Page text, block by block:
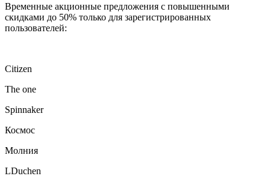
Временные акционные предложения с повышенными
скидками до 50% только для зарегистрированных
пользователей:
Citizen
The one
Spinnaker
Космос
Молния
LDuchen